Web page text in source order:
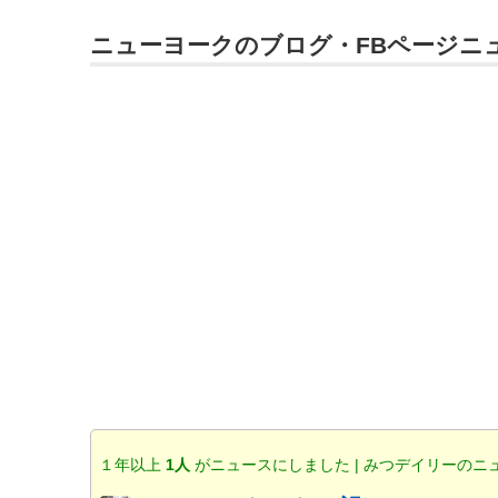
ニューヨークのブログ・FBページニ
１年以上 1人がニュースにしました | みつデイリーのニ